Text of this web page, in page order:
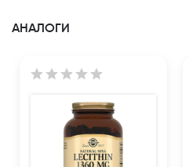
АНАЛОГИ